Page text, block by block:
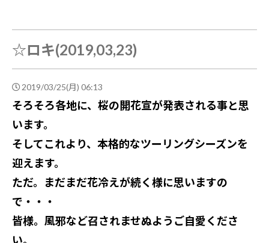
☆ロキ(2019,03,23)
2019/03/25(月) 06:13
そろそろ各地に、桜の開花宣が発表される事と思
います。
そしてこれより、本格的なツーリングシーズンを
迎えます。
ただ。まだまだ花冷えが続く様に思いますの
で・・・
皆様。風邪など召されませぬようご自愛くださ
い。